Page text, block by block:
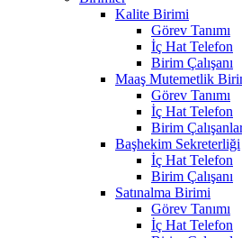
Kalite Birimi
Görev Tanımı
İç Hat Telefon
Birim Çalışanı
Maaş Mutemetlik
Görev Tanımı
İç Hat Telefon
Birim
Başhekim Sekreterliği
İç Hat Telefon
Birim Çalışanı
Satınalma Birimi
Görev Tanımı
İç Hat Telefon